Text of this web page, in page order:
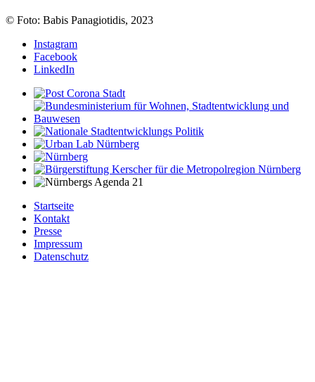
© Foto: Babis Panagiotidis, 2023
Instagram
Facebook
LinkedIn
Startseite
Kontakt
Presse
Impressum
Datenschutz